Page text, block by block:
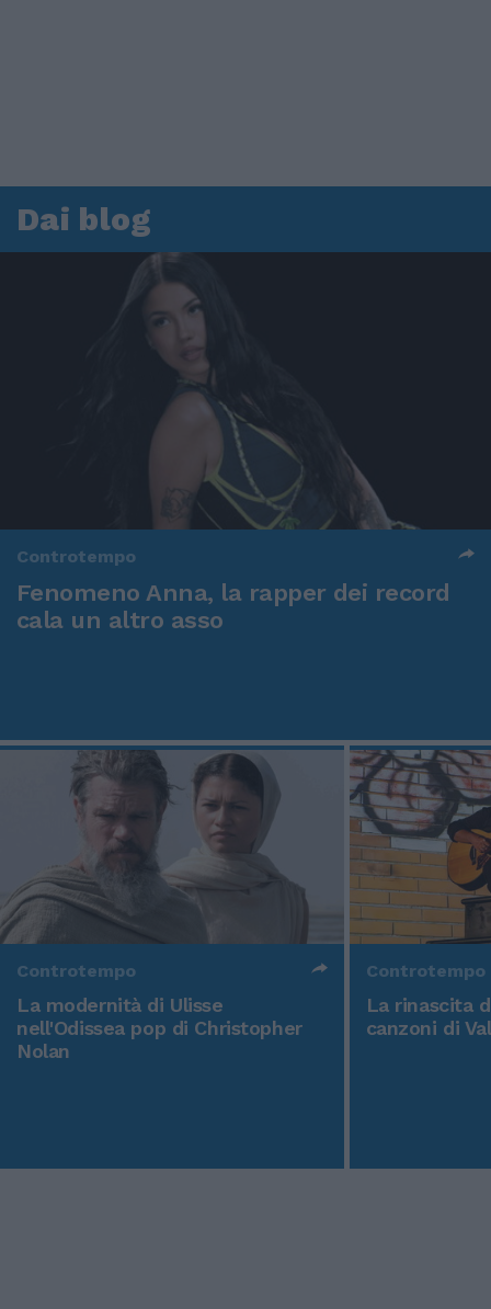
Dai blog
Controtempo
Fenomeno Anna, la rapper dei record
cala un altro asso
Controtempo
La modernità di Ulisse
nell'Odissea pop di Christopher
Nolan
Controtempo
La rinascita
canzoni di